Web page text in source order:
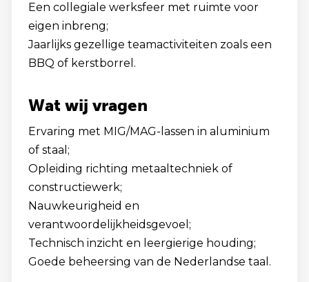
Een collegiale werksfeer met ruimte voor
eigen inbreng;
Jaarlijks gezellige teamactiviteiten zoals een
BBQ of kerstborrel.
Wat wij vragen
Ervaring met MIG/MAG-lassen in aluminium
of staal;
Opleiding richting metaaltechniek of
constructiewerk;
Nauwkeurigheid en
verantwoordelijkheidsgevoel;
Technisch inzicht en leergierige houding;
Goede beheersing van de Nederlandse taal.